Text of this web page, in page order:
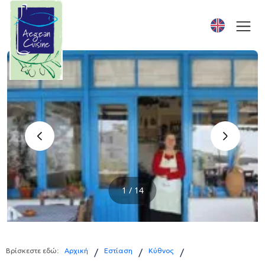
‹ ›
1 / 14
Βρίσκεστε εδώ: Αρχική / Εστίαση / Κύθνος /